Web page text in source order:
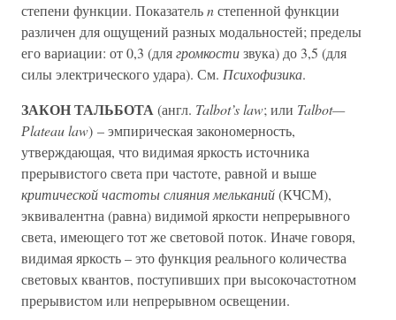
степени функции. Показательnстепенной функции
различен для ощущений разных модальностей; пределы
его вариации: от 0,3 (длягромкостизвука) до 3,5 (для
силы электрического удара). См. Психофизика.
ЗАКОН ТАЛЬБОТА(англ. Talbot’s law; или Talbot—
Рlateau law) – эмпирическая закономерность,
утверждающая, что видимая яркость источника
прерывистого света при частоте, равной и выше
критической частоты слияния мельканий(КЧСМ),
эквивалентна (равна) видимой яркости непрерывного
света, имеющего тот же световой поток. Иначе говоря,
видимая яркость – это функция реального количества
световых квантов, поступивших при высокочастотном
прерывистом или непрерывном освещении.